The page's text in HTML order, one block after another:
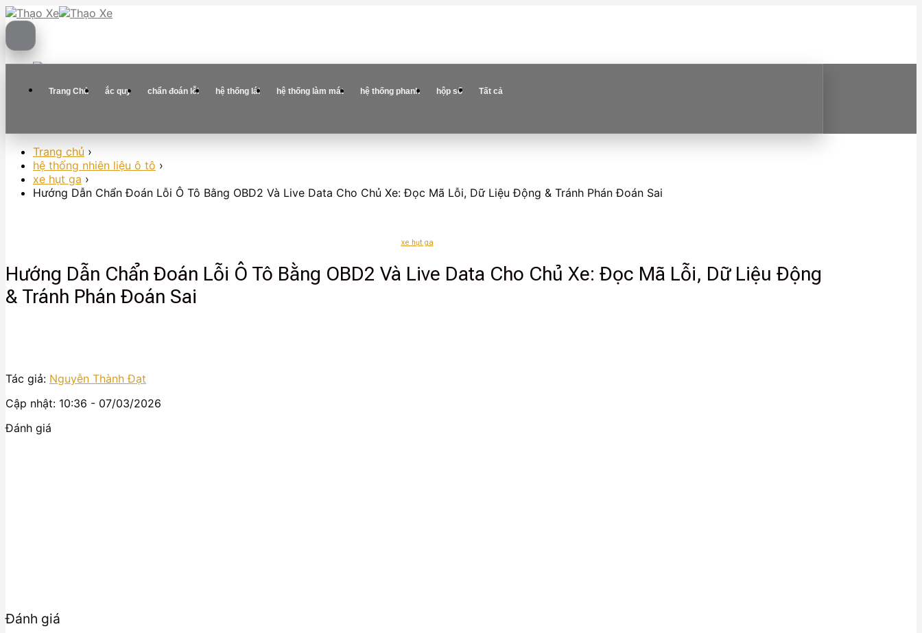
Skip
to
Trang Chủ ắc quy chẩn đoán lỗi hệ thống lái hệ thống làm mát hệ thống phanh hộp số Tất cả
Trang chủ ›
hệ thống nhiên liệu ô tô ›
xe hụt ga ›
Hướng Dẫn Chẩn Đoán Lỗi Ô Tô Bằng OBD2 Và Live Data Cho Chủ Xe: Đọc Mã Lỗi, Dữ Liệu Động & Tránh Phán Đoán Sai
xe hụt ga
Hướng Dẫn Chẩn Đoán Lỗi Ô Tô Bằng OBD2 Và Live Data Cho Chủ Xe: Đọc Mã Lỗi, Dữ Liệu Động
& Tránh Phán Đoán Sai
Tác giả: Nguyễn Thành Đạt
Cập nhật: 10:36 - 07/03/2026
Đánh giá
Đánh giá